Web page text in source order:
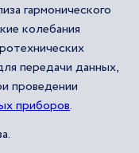
гармонического
колебания
передачи данных,
проведении
приборов.